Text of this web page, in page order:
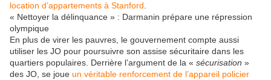
location d’appartements à Stanford
« Nettoyer la délinquance » : Darmanin prépare une répression
olympique
En plus de virer les pauvres, le gouvernement compte aussi
utiliser les JO pour poursuivre son assise sécuritaire dans les
quartiers populaires. Derrière l’argument de la « sécurisation »
des JO, se joue un véritable renforcement de l’appareil policier